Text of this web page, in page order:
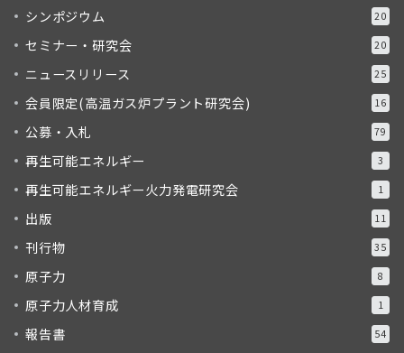
シンポジウム 20
セミナー・研究会 20
ニュースリリース 25
会員限定(高温ガス炉プラント研究会) 16
公募・入札 79
再生可能エネルギー 3
再生可能エネルギー火力発電研究会 1
出版 11
刊行物 35
原子力 8
原子力人材育成 1
報告書 54